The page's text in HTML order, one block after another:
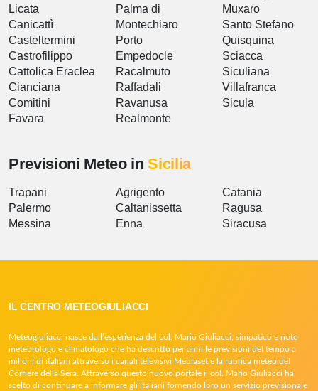
Licata
Canicattì
Casteltermini
Castrofilippo
Cattolica Eraclea
Cianciana
Comitini
Favara
Palma di
Montechiaro
Porto
Empedocle
Racalmuto
Raffadali
Ravanusa
Realmonte
Muxaro
Santo Stefano
Quisquina
Sciacca
Siculiana
Villafranca
Sicula
Previsioni Meteo inSicilia
Trapani
Palermo
Messina
Agrigento
Caltanissetta
Enna
Catania
Ragusa
Siracusa
IL CENTRO METEOGIULIACCI
Meteogiuliacci nasce dall’esperienza del col. Mario Giuliacci, simpatico e noto
meteorologo e climatologo che ha descritto per anni le previsioni del tempo a
milioni di italiani attraverso i canali televisivi Mediaset e la rubrica meteo del
Corriere della Sera. Attraverso questo nuovo portale il col. Mario Giuliacci ha
scelto di continuare a informare gli italiani fornendo loro un servizio previsionale